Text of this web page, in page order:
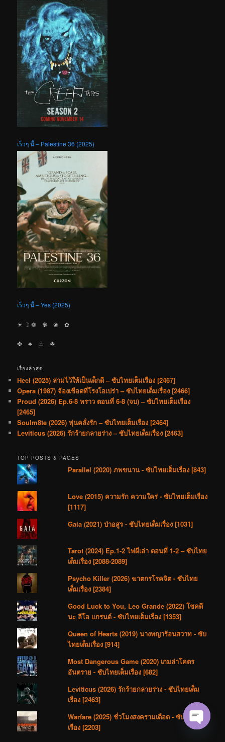
เร็วๆ นี้ – Palestine 36 (2025)
เร็วๆ นี้ – Yes (2025)
☀︎ ☽ ❁ ✾ ❀ ✿
✤ ♣︎ ♧ ☘︎
เรื่องล่าสุด
Heel (2025) ล่ามไว้ให้เป็นเด็กดี – ซับไทยเต็มเรื่อง [2467]
Opera (1987) จ้องเชือดที่โรงโอเปร่า – ซับไทยเต็มเรื่อง [2466]
Proud (2026) Ep.6-8 พราว ตอนที่ 6-8 (จบ) – ซับไทยเต็มเรื่อง
[2465]
Soulm8te (2026) หุ่นคลั่งรัก – ซับไทยเต็มเรื่อง [2464]
Leviticus (2026) รักร้ายกลายร่าง – ซับไทยเต็มเรื่อง [2463]
TOP POSTS & PAGES
Parallel (2020) ภพขนาน - ซับไทยเต็มเรื่อง [843]
Love (2015) ความรัก ความใคร่ - ซับไทยเต็มเรื่อง
[1117]
Gaia (2021) ป่าอสูร - ซับไทยเต็มเรื่อง [1031]
Tarot (2024) Ep.1-2 ไพ่ผีเล่า ตอนที่ 1-2 – ซับไทย
เต็มเรื่อง [2088-2089]
Psycho Killer (2026) ฆาตกรโรคจิต - ซับไทย
เต็มเรื่อง [2384]
Good Luck to You, Leo Grande (2022) โชคดี
นะ ลีโอ แกรนด์ - ซับไทยเต็มเรื่อง [1353]
Queen of Hearts (2019) นางพญาร้อนสวาท - ซับ
ไทยเต็มเรื่อง [914]
Most Dangerous Game (2020) เกมล่าโคตร
อันตราย - ซับไทยเต็มเรื่อง [682]
Leviticus (2026) รักร้ายกลายร่าง - ซับไทยเต็ม
เรื่อง [2463]
Warfare (2025) ชั่วโมงสงครามเดือด - ซับไทยเต็ม
เรื่อง [2203]